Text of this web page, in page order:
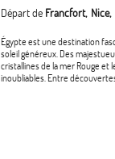
Départ de Francfort Nice
Égypte est une destination
soleil généreux. Des
cristallines de la mer Rouge
inoubliables. Entre